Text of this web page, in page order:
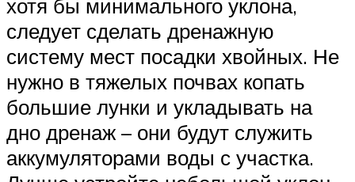
хотя бы минимального уклона,
следует сделать дренажную
систему мест посадки хвойных. Не
нужно в тяжелых почвах копать
большие лунки и укладывать на
дно дренаж – они будут служить
аккумуляторами воды с участка.